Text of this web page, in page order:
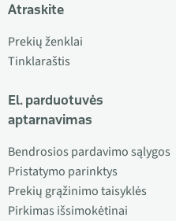
Atraskite
Prekių ženklai
Tinklaraštis
El. parduotuvės
aptarnavimas
Bendrosios pardavimo sąlygos
Pristatymo parinktys
Prekių grąžinimo taisyklės
Pirkimas išsimokėtinai